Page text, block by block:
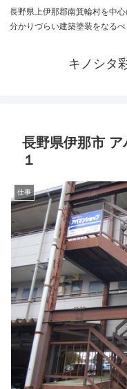
長野県上伊那郡南箕輪村を中
分かりづらい建築塗装をなる
キノシタ
長野県伊那市
１
仕事